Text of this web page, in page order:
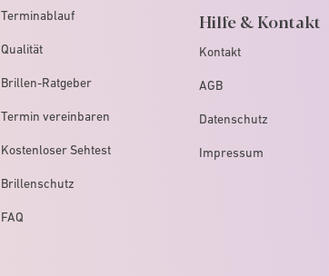
Terminablauf
Qualität
Brillen-Ratgeber
Termin vereinbaren
Kostenloser Sehtest
Brillenschutz
FAQ
Hilfe & Kontakt
Kontakt
AGB
Datenschutz
Impressum